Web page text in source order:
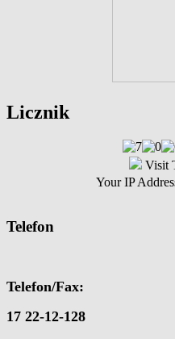
Licznik
Visit
Your IP
Telefon
Telefon/Fax:
17 22-12-128